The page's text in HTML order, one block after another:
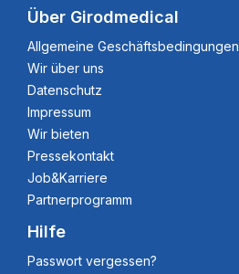
Über Girodmedical
Allgemeine Geschäftsbedingungen
Wir über uns
Datenschutz
Impressum
Wir bieten
Pressekontakt
Job&Karriere
Partnerprogramm
Hilfe
Passwort vergessen?